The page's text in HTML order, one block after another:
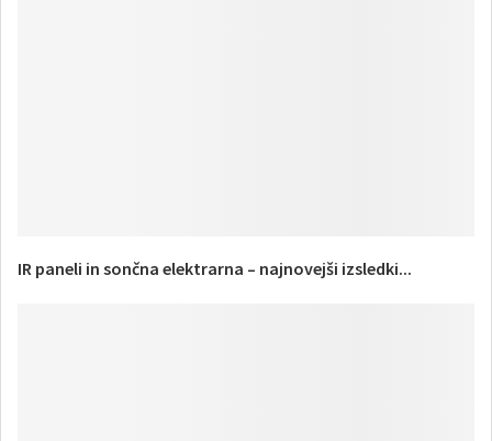
IR paneli in sončna elektrarna – najnovejši izsledki...